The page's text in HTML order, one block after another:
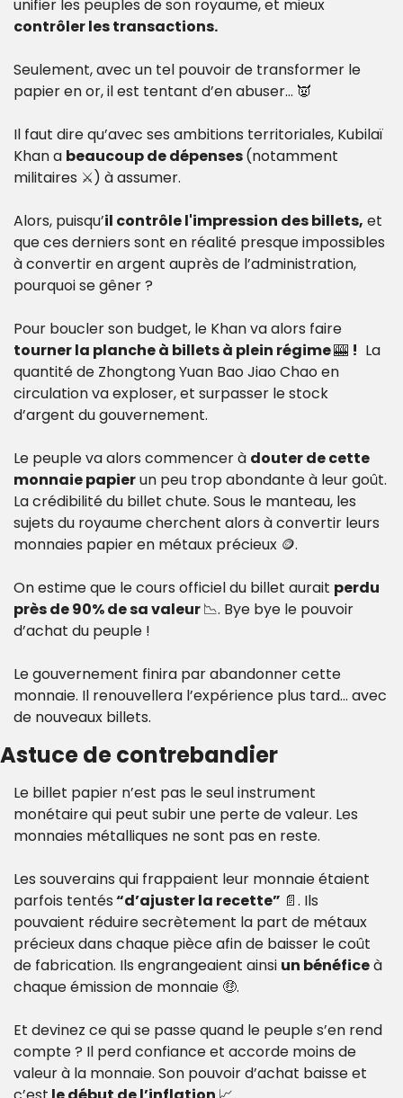
contrôler les transactions.
Seulement, avec un tel pouvoir de transformer le
papier en or, il est tentant d’en abuser… 👿
Il faut dire qu’avec ses ambitions territoriales, Kubilaï
Khan a beaucoup de dépenses (notamment
militaires ⚔️) à assumer.
Alors, puisqu’il contrôle l'impression des billets, et
que ces derniers sont en réalité presque impossibles
à convertir en argent auprès de l’administration,
pourquoi se gêner ?
tourner la planche à billets à plein régime 🎰 !
  La
quantité de Zhongtong Yuan Bao Jiao Chao en
circulation va exploser, et surpasser le stock
d’argent du gouvernement.
Le peuple va alors commencer à douter de cette
monnaie papier un peu trop abondante à leur goût.
La crédibilité du billet chute. Sous le manteau, les
sujets du royaume cherchent alors à convertir leurs
monnaies papier en métaux précieux 🪙.
On estime que le cours officiel du billet aurait perdu
près de 90% de sa valeur 📉. Bye bye le pouvoir
d’achat du peuple !
Le gouvernement finira par abandonner cette
monnaie. Il renouvellera l’expérience plus tard… avec
de nouveaux billets.
Astuce de contrebandier
Le billet papier n’est pas le seul instrument
monétaire qui peut subir une perte de valeur. Les
monnaies métalliques ne sont pas en reste.
Les souverains qui frappaient leur monnaie étaient
parfois tentés “d’ajuster la recette” 📄. Ils
pouvaient réduire secrètement la part de métaux
précieux dans chaque pièce afin de baisser le coût
de fabrication. Ils engrangeaient ainsi un bénéfice à
chaque émission de monnaie 🤑.
Et devinez ce qui se passe quand le peuple s’en rend
compte ? Il perd confiance et accorde moins de
valeur à la monnaie. Son pouvoir d’achat baisse et